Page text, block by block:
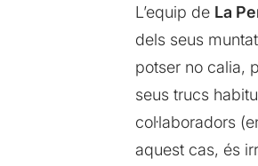
L’equip de La
dels seus
potser no calia,
seus trucs
col·laboradors
aquest cas, és